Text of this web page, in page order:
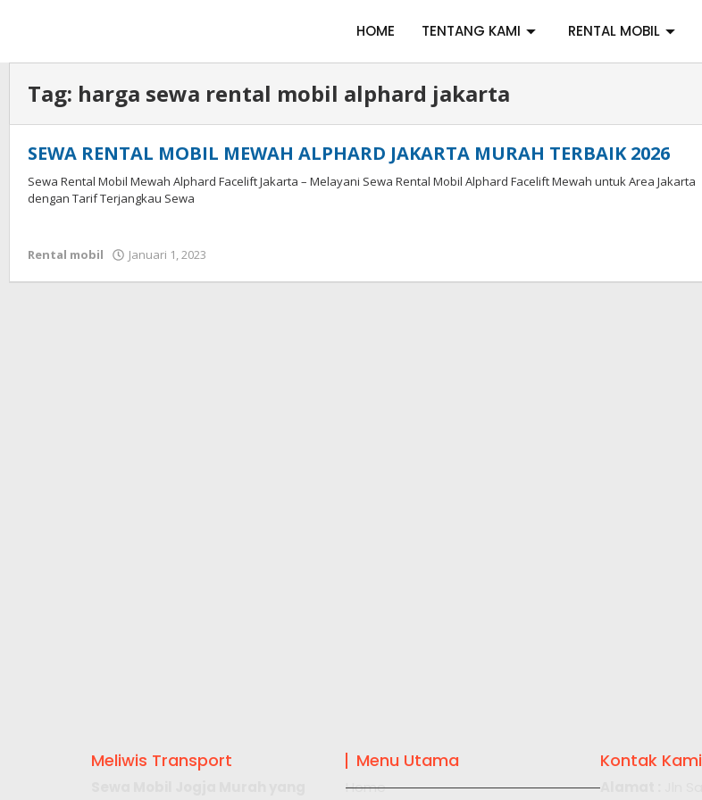
HOME TENTANG KAMI RENTAL MOBIL
Tag: harga sewa rental mobil alphard jakarta
SEWA RENTAL MOBIL MEWAH ALPHARD JAKARTA MURAH TERBAIK 2026
Sewa Rental Mobil Mewah Alphard Facelift Jakarta – Melayani Sewa Rental Mobil Alphard Facelift Mewah untuk Area Jakarta
dengan Tarif Terjangkau Sewa
Rental mobil Januari 1, 2023
Meliwis Transport Menu Utama
Home
Kontak Kami